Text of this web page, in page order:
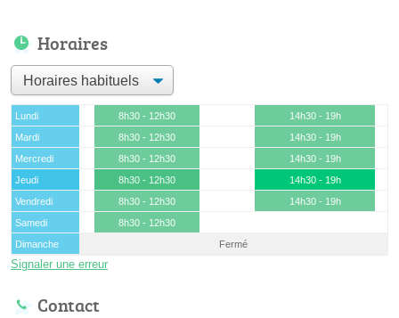
Horaires
Lundi 8h30 - 12h30
14h30 - 19h
Mardi
8h30 - 12h30
14h30 - 19h
Mercredi
8h30 - 12h30
14h30 - 19h
Jeudi
8h30 - 12h30
14h30 - 19h
Vendredi
8h30 - 12h30
14h30 - 19h
Samedi
8h30 - 12h30
Dimanche
Fermé
Signaler une erreur
Contact